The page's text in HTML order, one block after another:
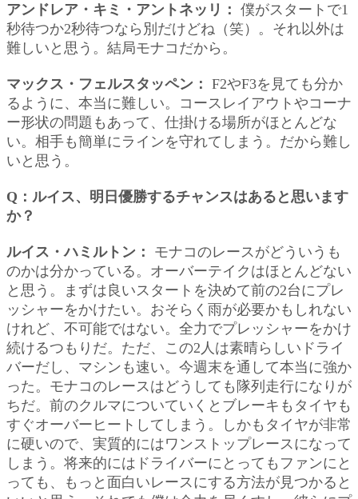
アンドレア・キミ・アントネッリ： 僕がスタートで1
秒待つか2秒待つなら別だけどね（笑）。それ以外は
難しいと思う。結局モナコだから。
マックス・フェルスタッペン： F2やF3を見ても分か
るように、本当に難しい。コースレイアウトやコーナ
ー形状の問題もあって、仕掛ける場所がほとんどな
い。相手も簡単にラインを守れてしまう。だから難し
いと思う。
Q：ルイス、明日優勝するチャンスはあると思います
か？
ルイス・ハミルトン：
モナコのレースがどういうも
のかは分かっている。オーバーテイクはほとんどない
と思う。まずは良いスタートを決めて前の2台にプレ
ッシャーをかけたい。おそらく雨が必要かもしれない
けれど、不可能ではない。全力でプレッシャーをかけ
続けるつもりだ。ただ、この2人は素晴らしいドライ
バーだし、マシンも速い。今週末を通して本当に強か
った。モナコのレースはどうしても隊列走行になりが
ちだ。前のクルマについていくとブレーキもタイヤも
すぐオーバーヒートしてしまう。しかもタイヤが非常
に硬いので、実質的にはワンストップレースになって
しまう。将来的にはドライバーにとってもファンにと
っても、もっと面白いレースにする方法が見つかると